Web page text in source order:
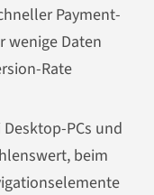
Payment-
wenige Daten
Rate
PCs und
beim